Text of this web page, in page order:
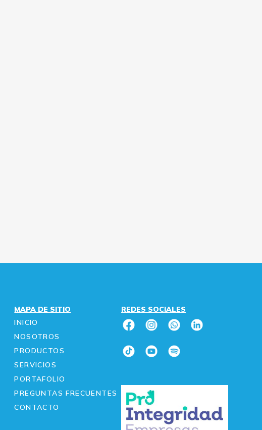
MAPA DE SITIO
INICIO
NOSOTROS
PRODUCTOS
SERVICIOS
PORTAFOLIO
PREGUNTAS FRECUENTES
CONTACTO
REDES SOCIALES